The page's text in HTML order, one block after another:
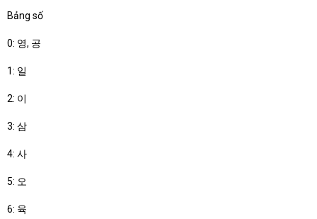
Bảng số
0: 영, 공
1: 일
2: 이
3: 삼
4: 사
5: 오
6: 육